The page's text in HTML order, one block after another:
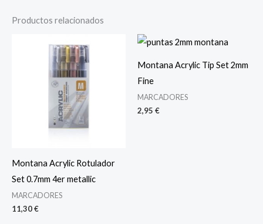
Productos relacionados
Montana Acrylic Rotulador
Set 0.7mm 4er metallic
MARCADORES
11,30€
Montana Acrylic Tip Set 2mm
Fine
MARCADORES
2,95 €